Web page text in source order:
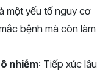
một yếu tố nguy cơ
bệnh mà còn làm
nhiễm: Tiếp xúc lâu